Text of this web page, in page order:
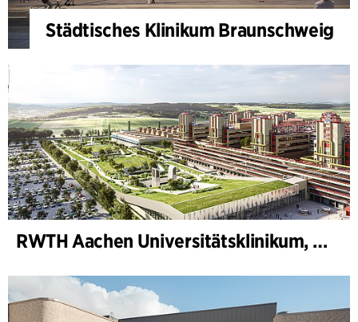
Städtisches Klinikum Braunschweig
RWTH Aachen Universitätsklinikum, Erweiterung